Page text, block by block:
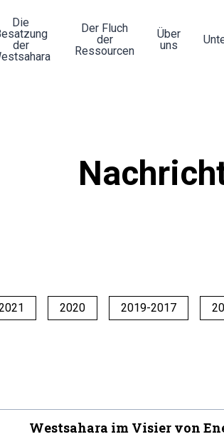
Die
der
Der Fluch
der
Ressourcen
Über
uns
2020 2019-2017
Westsahara im Visier von